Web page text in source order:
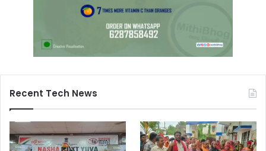
Recent Tech News